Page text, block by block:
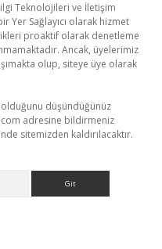
Teknolojileri ve İletişim
Yer Sağlayıcı olarak hizmet
proaktif olarak denetleme
Ancak, üyelerimiz
olup, siteye üye olarak
olduğunu düşündüğünüz
adresine bildirmeniz
sitemizden kaldırılacaktır.